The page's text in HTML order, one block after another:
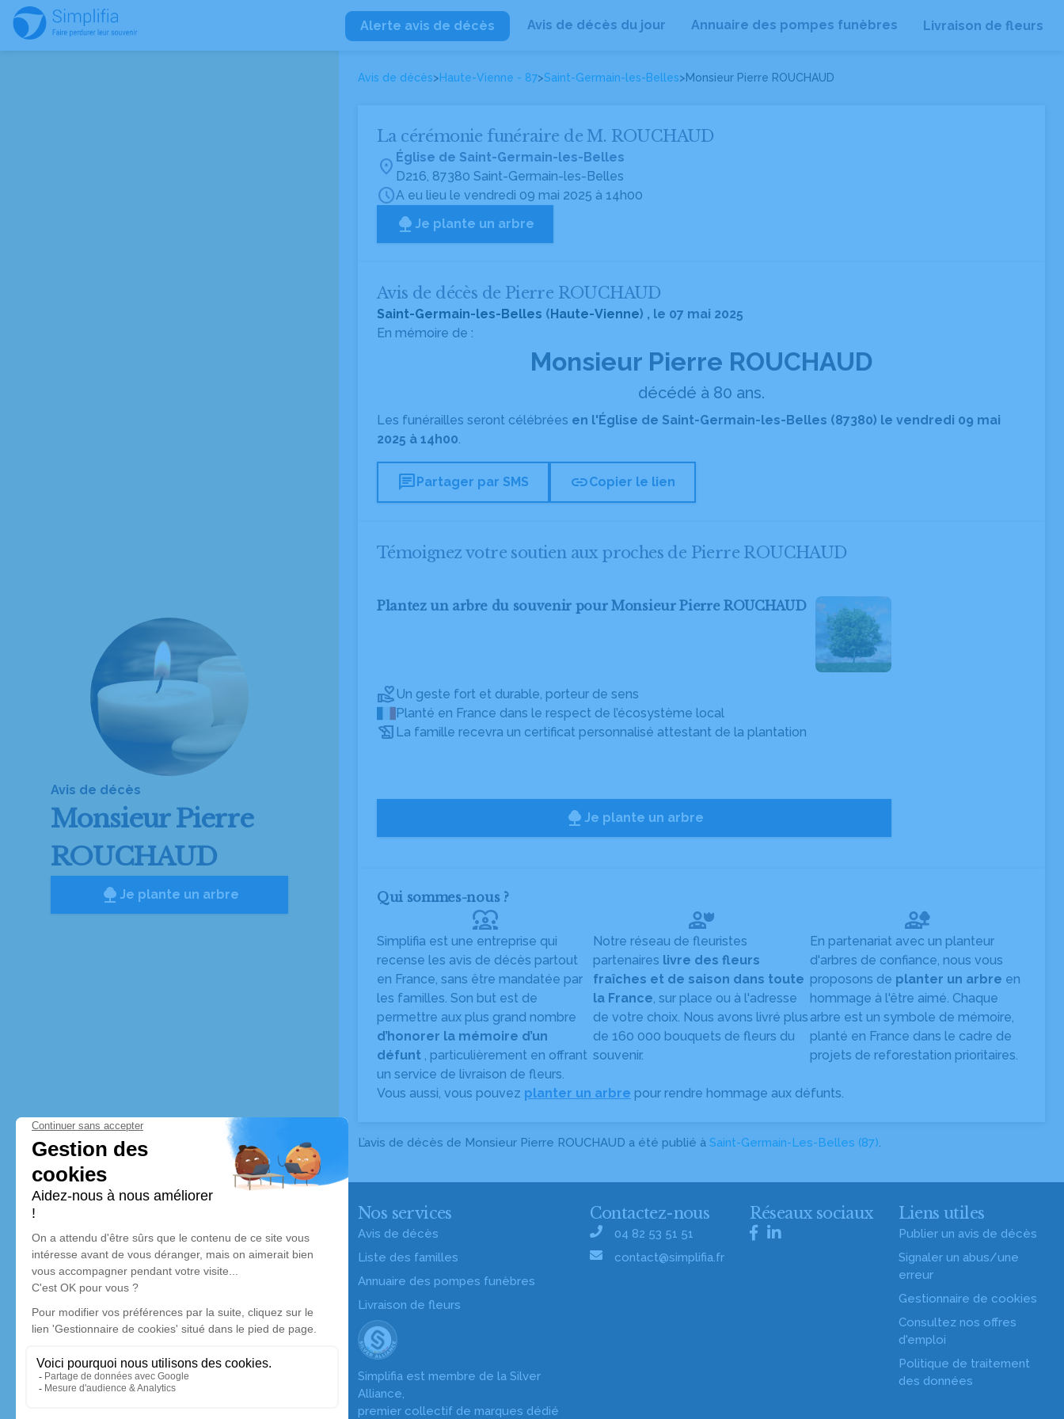
Alerte avis de décès Avis de décès du jour Annuaire des pompes funèbres Livraison de fleurs
Avis de décès
MonsieurPierre
ROUCHAUD
Je plante un arbre
Avis de décès>Haute-Vienne - 87>Saint-Germain-les-Belles>Monsieur Pierre ROUCHAUD
La cérémonie funéraire de M. ROUCHAUD
location_on Église de Saint-Germain-les-Belles
D216, 87380 Saint-Germain-les-Belles
scheduleA eu lieu le vendredi 09 mai 2025 à 14h00
Je plante un arbre
Avis de décès de Pierre ROUCHAUD
Saint-Germain-les-Belles (Haute-Vienne) , le 07 mai 2025
En mémoire de :
Monsieur Pierre ROUCHAUD
décédé à 80 ans.
Les funérailles seront célébrées en l'Église de Saint-Germain-les-Belles (87380) le vendredi 09 mai
2025 à 14h00.
chatPartager par SMS linkCopier le lien
Témoignez votre soutien aux proches de Pierre ROUCHAUD
Plantez un arbre du souvenir pour Monsieur Pierre ROUCHAUD
Un geste fort et durable, porteur de sens
Planté en France dans le respect de l’écosystème local
La famille recevra un certificat personnalisé attestant de la plantation
Je plante un arbre
Qui sommes-nous ?
diversity_1
Simplifia est une entreprise qui
recense les avis de décès partout
en France, sans être mandatée par
les familles. Son but est de
permettre aux plus grand nombre
d’honorer la mémoire d’un
défunt , particulièrement en offrant
un service de livraison de fleurs.
Notre réseau de fleuristes
partenaires livre des fleurs
fraîches et de saison dans toute
la France, sur place ou à l'adresse
de votre choix. Nous avons livré plus
de 160 000 bouquets de fleurs du
souvenir.
En partenariat avec un planteur
d'arbres de confiance, nous vous
proposons de planter un arbre en
hommage à l'être aimé. Chaque
arbre est un symbole de mémoire,
planté en France dans le cadre de
projets de reforestation prioritaires.
Vous aussi, vous pouvez planter un arbre pour rendre hommage aux défunts.
L’avis de décès de Monsieur Pierre ROUCHAUD a été publié à Saint-Germain-Les-Belles (87).
Nos services
Avis de décès
Liste des familles
Annuaire des pompes funèbres
Livraison de fleurs
Simplifia est membre de la Silver
Alliance,
premier collectif de marques dédié
Contactez-nous
04 82 53 51 51
contact@simplifia.fr
Réseaux sociaux Liens utiles
Publier un avis de décès
Signaler un abus/une
erreur
Gestionnaire de cookies
Consultez nos offres
d'emploi
Politique de traitement
des données